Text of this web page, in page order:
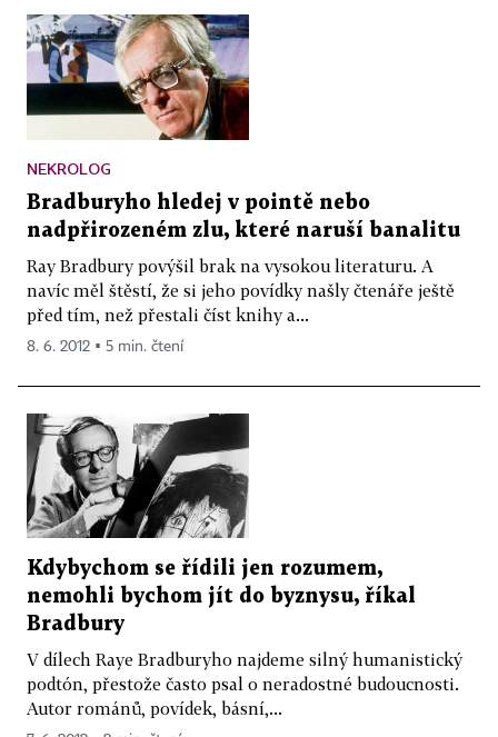
NEKROLOG
Bradburyho hledej v pointě nebo
nadpřirozeném zlu, které naruší banalitu
Ray Bradbury povýšil brak na vysokou literaturu. A
navíc měl štěstí, že si jeho povídky našly čtenáře ještě
před tím, než přestali číst knihy a...
8. 6. 2012 ▪ 5 min. čtení
Kdybychom se řídili jen rozumem,
nemohli bychom jít do byznysu, říkal
Bradbury
V dílech Raye Bradburyho najdeme silný humanistický
podtón, přestože často psal o neradostné budoucnosti.
Autor románů, povídek, básní,...